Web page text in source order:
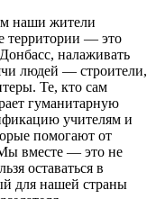
наши жители
территории — это
налаживать
людей — строители,
Те, кто сам
гуманитарную
учителям и
помогают от
вместе — это не
оставаться в
для нашей страны